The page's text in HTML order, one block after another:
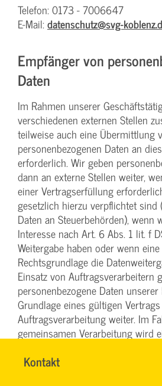
Kontakt
Name*
Telefon: 0173 - 7006647
E-Mail: datenschutz@svg-
Empfänger von
Daten
Im Rahmen unserer
verschiedenen externen Stellen
teilweise auch eine Übermittlung
personenbezogenen Daten an
erforderlich. Wir geben
dann an externe Stellen weiter,
einer Vertragserfüllung
gesetzlich hierzu verpflichtet sind
Daten an Steuerbehörden), wenn
Interesse nach Art. 6 Abs. 1 lit. f
Weitergabe haben oder wenn
Rechtsgrundlage die
Einsatz von Auftragsverarbeitern
personenbezogene Daten
Grundlage eines gültigen
Auftragsverarbeitung weiter. Im
gemeinsamen Verarbeitung wird